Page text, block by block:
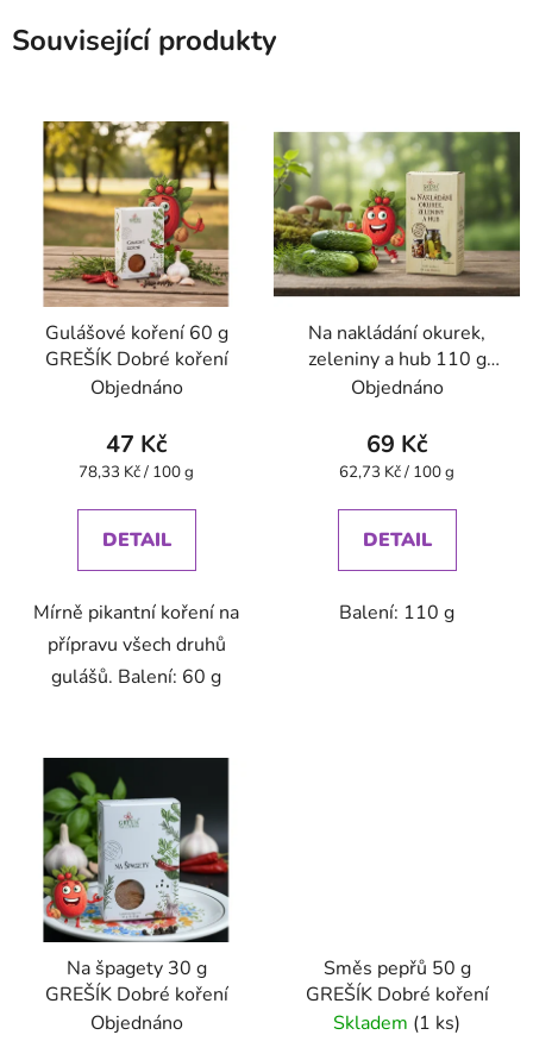
Související produkty
Gulášové koření 60 g
GREŠÍK Dobré koření
Objednáno
47 Kč
Měrná
78,33 Kč / 100 g
DETAIL
Mírně pikantní koření na
přípravu všech druhů
gulášů. Balení: 60 g
Na nakládání okurek,
zeleniny a hub 110 g
GREŠÍK Dobré koření
Objednáno
69 Kč
Měrná
62,73 Kč / 100 g
DETAIL
Balení: 110 g
Na špagety 30 g
GREŠÍK Dobré koření
Objednáno
Směs pepřů 50 g
GREŠÍK Dobré koření
Skladem (1 ks)